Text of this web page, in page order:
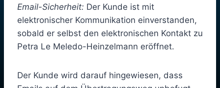
Email-Sicherheit: Der Kunde ist mit
elektronischer Kommunikation einverstanden,
sobald er selbst den elektronischen Kontakt zu
Petra Le Meledo-Heinzelmann eröffnet.
Der Kunde wird darauf hingewiesen, dass